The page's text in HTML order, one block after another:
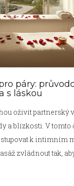
páry:
s láskou
oživit partnerský
a blízkosti. V tomto
k intimním
zvládnout tak,
Seznámíte
volbu